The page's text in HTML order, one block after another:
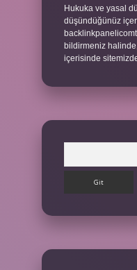
Hukuka ve yasal
düşündüğünüz
bildirmeniz
içerisinde